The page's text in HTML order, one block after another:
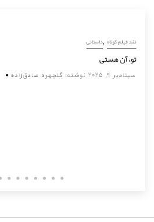
داستانی, نقد فیلم کوتاه
تو، آن هستی
نوشته: گلچهره صادق‌زاده سپتامبر 9, 2025